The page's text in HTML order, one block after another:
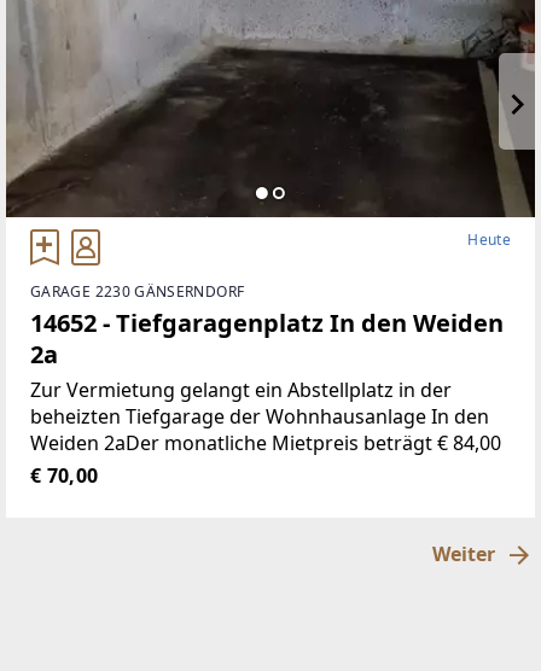
Heute
GARAGE 2230 GÄNSERNDORF
14652 - Tiefgaragenplatz In den Weiden
2a
Zur Vermietung gelangt ein Abstellplatz in der
beheizten Tiefgarage der Wohnhausanlage In den
Weiden 2aDer monatliche Mietpreis beträgt € 84,00
€ 70,00
Weiter